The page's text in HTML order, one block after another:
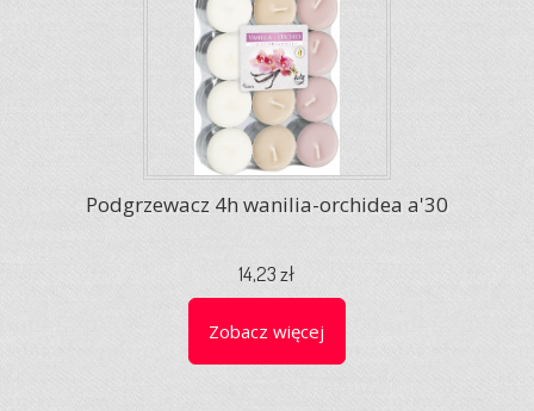
Podgrzewacz 4h wanilia-orchidea a'30
14,23 zł
Zobacz więcej